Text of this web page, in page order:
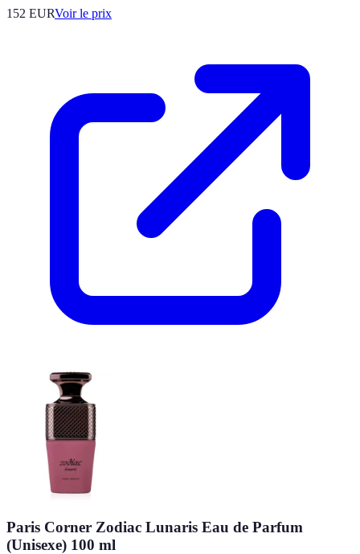
152 EURVoir le prix
Paris Corner Zodiac Lunaris Eau de Parfum
(Unisexe) 100 ml